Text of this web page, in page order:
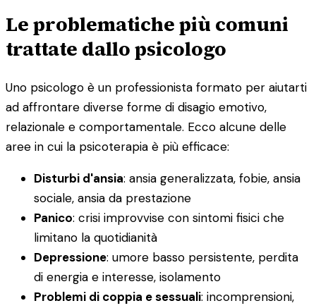
Le problematiche più comuni
trattate dallo psicologo
Uno psicologo è un professionista formato per aiutarti
ad affrontare diverse forme di disagio emotivo,
relazionale e comportamentale. Ecco alcune delle
aree in cui la psicoterapia è più efficace:
Disturbi d'ansia: ansia generalizzata, fobie, ansia
sociale, ansia da prestazione
Panico: crisi improvvise con sintomi fisici che
limitano la quotidianità
Depressione: umore basso persistente, perdita
di energia e interesse, isolamento
Problemi di coppia e sessuali: incomprensioni,